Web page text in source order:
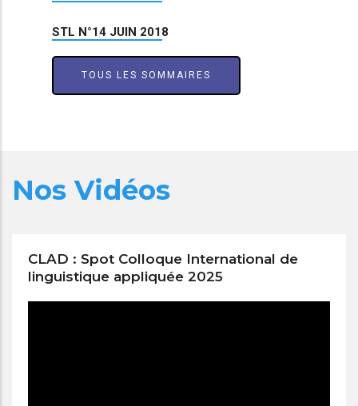
STL N°14 JUIN 2018
TOUS LES SOMMAIRES
Nos Vidéos
CLAD : Spot Colloque International de
linguistique appliquée 2025